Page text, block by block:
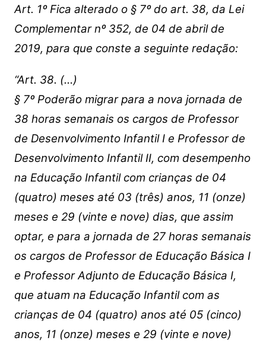
Art. 1º Fica alterado o § 7º do art. 38, da Lei
Complementar nº 352, de 04 de abril de
2019, para que conste a seguinte redação:
“Art. 38. (…)
§ 7º Poderão migrar para a nova jornada de
38 horas semanais os cargos de Professor
de Desenvolvimento Infantil I e Professor de
Desenvolvimento Infantil II, com desempenho
na Educação Infantil com crianças de 04
(quatro) meses até 03 (três) anos, 11 (onze)
meses e 29 (vinte e nove) dias, que assim
optar, e para a jornada de 27 horas semanais
os cargos de Professor de Educação Básica I
e Professor Adjunto de Educação Básica I,
que atuam na Educação Infantil com as
crianças de 04 (quatro) anos até 05 (cinco)
anos, 11 (onze) meses e 29 (vinte e nove)